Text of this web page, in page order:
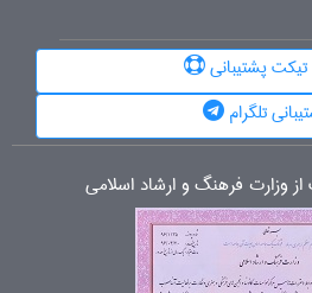
تیکت پشتیبانی
تلگرام
وزارت فرهنگ و ارشاد اسلامی